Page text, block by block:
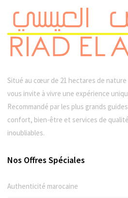
Situé au cœur de 21 hectares de nature
vous invite à vivre une expérience
Recommandé par les plus grands
confort, bien-être et services de
inoubliables.
Nos Offres Spéciales
Authenticité marocaine